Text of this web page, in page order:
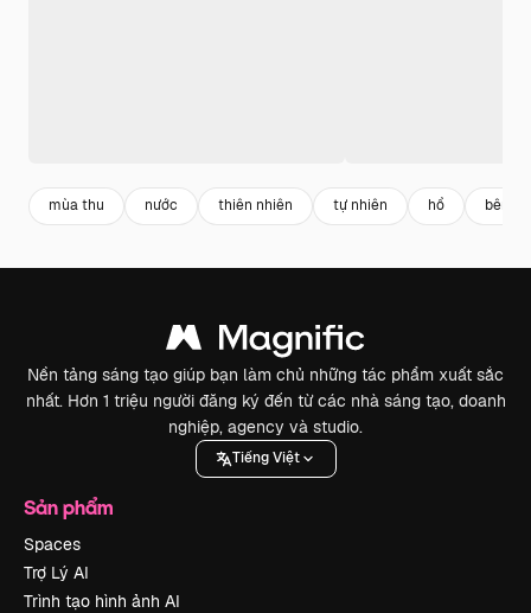
mùa thu nước thiên nhiên tự nhiên hồ bên
Nền tảng sáng tạo giúp bạn làm chủ những tác phẩm xuất sắc
nhất. Hơn 1 triệu người đăng ký đến từ các nhà sáng tạo, doanh
nghiệp, agency và studio.
Tiếng Việt
Sản phẩm
Spaces
Trợ Lý AI
Trình tạo hình ảnh AI